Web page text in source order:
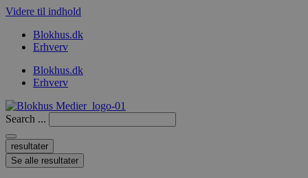
Videre til indhold
Blokhus.dk
Erhverv
Blokhus.dk
Erhverv
Search ...
resultater
Se alle resultater